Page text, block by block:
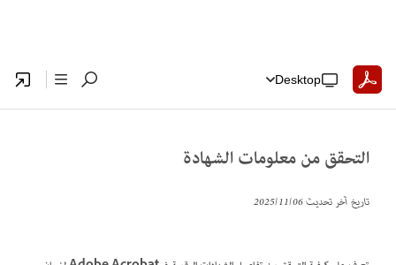
Desktop
التحقق من معلومات الشهادة
تاريخ آخر تحديث06‏/11‏/2025